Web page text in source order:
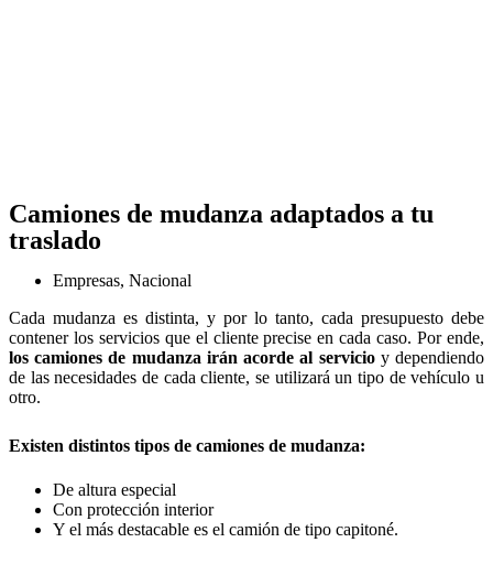
Camiones de mudanza adaptados a tu
traslado
Empresas, Nacional
Cada mudanza es distinta, y por lo tanto, cada presupuesto debe
contener los servicios que el cliente precise en cada caso. Por ende,
los camiones de mudanza irán acorde al servicioy dependiendo
de las necesidades de cada cliente, se utilizará un tipo de vehículo u
otro.
Existen distintos tipos de camiones de mudanza:
De altura especial
Con protección interior
Y el más destacable es el camión de tipo capitoné.